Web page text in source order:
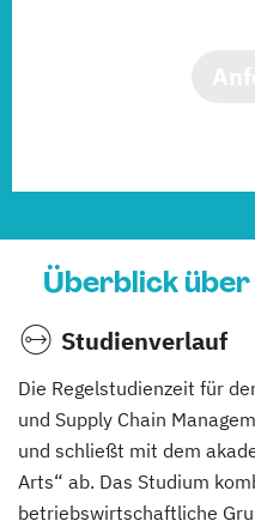
Überblick
Studienverlauf
Die Regelstudienzeit für
und Supply Chain
und schließt mit dem
Arts“ ab. Das Studium
betriebswirtschaftliche